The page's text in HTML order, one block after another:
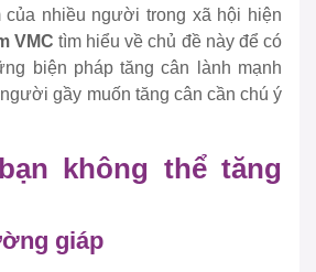
của nhiều người trong xã hội hiện
VMC tìm hiểu về chủ đề này để có
biện pháp tăng cân lành mạnh
gầy muốn tăng cân cần chú ý
không thể tăng
giáp